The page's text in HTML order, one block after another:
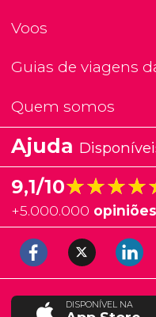
Voos
Guias de viagens
Quem somos
Ajuda
9,1/10
+5.000.000
DISPONÍVEL NA